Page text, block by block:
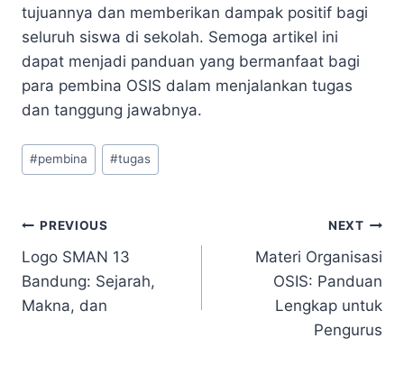
tujuannya dan memberikan dampak positif bagi
seluruh siswa di sekolah. Semoga artikel ini
dapat menjadi panduan yang bermanfaat bagi
para pembina OSIS dalam menjalankan tugas
dan tanggung jawabnya.
Post
Tags:
#pembina #tugas
Navigasi
pos
PREVIOUS
Logo SMAN 13
Bandung: Sejarah,
Makna, dan
NEXT
Materi Organisasi
OSIS: Panduan
Lengkap untuk
Pengurus